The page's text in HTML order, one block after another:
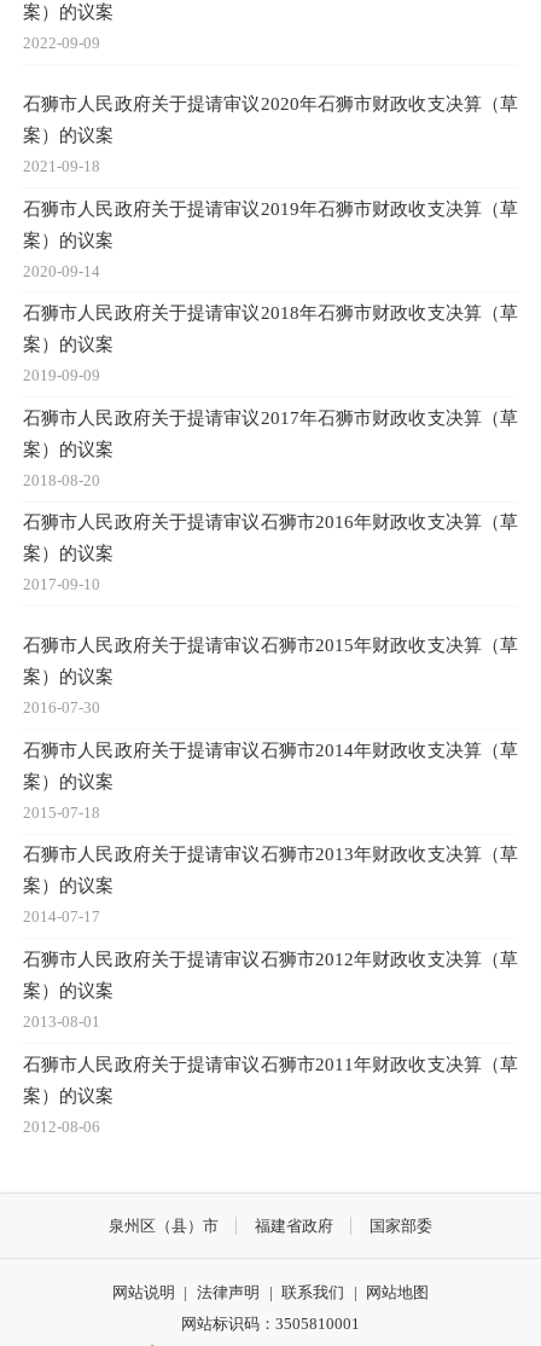
案）的议案
2022-09-09
石狮市人民政府关于提请审议2020年石狮市财政收支决算（草
案）的议案
2021-09-18
石狮市人民政府关于提请审议2019年石狮市财政收支决算（草
案）的议案
2020-09-14
石狮市人民政府关于提请审议2018年石狮市财政收支决算（草
案）的议案
2019-09-09
石狮市人民政府关于提请审议2017年石狮市财政收支决算（草
案）的议案
2018-08-20
石狮市人民政府关于提请审议石狮市2016年财政收支决算（草
案）的议案
2017-09-10
石狮市人民政府关于提请审议石狮市2015年财政收支决算（草
案）的议案
2016-07-30
石狮市人民政府关于提请审议石狮市2014年财政收支决算（草
案）的议案
2015-07-18
石狮市人民政府关于提请审议石狮市2013年财政收支决算（草
案）的议案
2014-07-17
石狮市人民政府关于提请审议石狮市2012年财政收支决算（草
案）的议案
2013-08-01
石狮市人民政府关于提请审议石狮市2011年财政收支决算（草
案）的议案
2012-08-06
泉州区（县）市 福建省政府 国家部委
网站说明 | 法律声明 | 联系我们 |
网站地图
网站标识码：3505810001